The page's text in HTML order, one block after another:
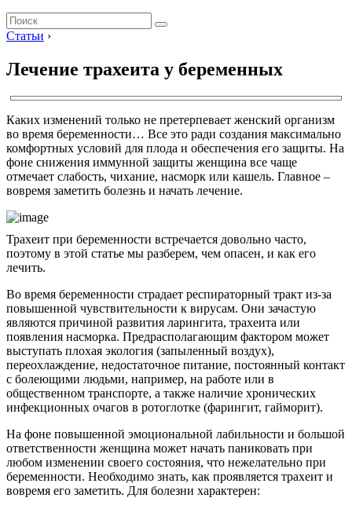
Статьи ›
Лечение трахеита у беременных
Каких изменений только не претерпевает женский организм
во время беременности… Все это ради создания максимально
комфортных условий для плода и обеспечения его защиты. На
фоне снижения иммунной защиты женщина все чаще
отмечает слабость, чихание, насморк или кашель. Главное –
вовремя заметить болезнь и начать лечение.
Трахеит при беременности встречается довольно часто,
поэтому в этой статье мы разберем, чем опасен, и как его
лечить.
Во время беременности страдает респираторный тракт из-за
повышенной чувствительности к вирусам. Они зачастую
являются причиной развития ларингита, трахеита или
появления насморка. Предрасполагающим фактором может
выступать плохая экология (запыленный воздух),
переохлаждение, недостаточное питание, постоянный контакт
с болеющими людьми, например, на работе или в
общественном транспорте, а также наличие хронических
инфекционных очагов в ротоглотке (фарингит, гайморит).
На фоне повышенной эмоциональной лабильности и большой
ответственности женщина может начать паниковать при
любом изменении своего состояния, что нежелательно при
беременности. Необходимо знать, как проявляется трахеит и
вовремя его заметить. Для болезни характерен: